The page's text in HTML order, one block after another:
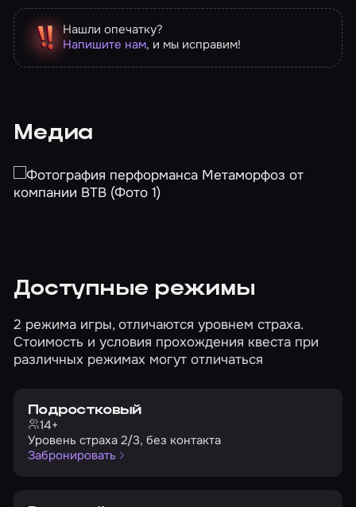
Нашли опечатку?
Напишите нам, и мы исправим!
Медиа
Доступные режимы
2 режима игры, отличаются уровнем страха.
Стоимость и условия прохождения квеста при
различных режимах могут отличаться
Подростковый
14+
Уровень страха 2/3, без контакта
Забронировать